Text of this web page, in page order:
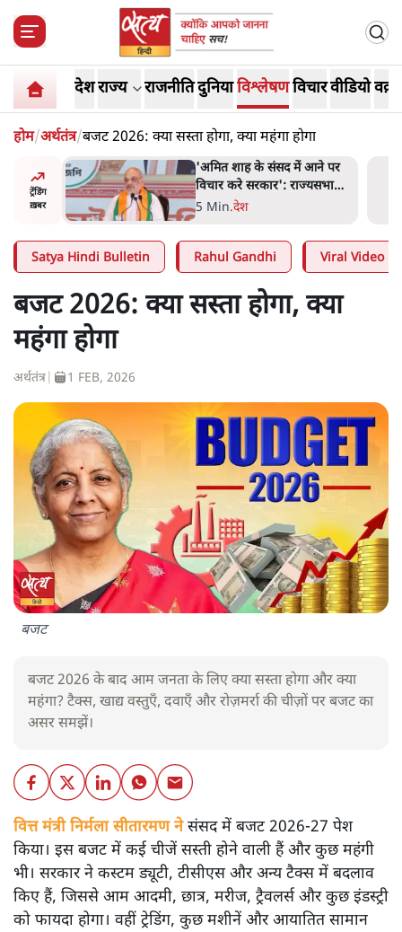
देशराज्य राजनीतिदुनियाविश्लेषणविचारवीडियो
होम/अर्थतंत्र/बजट 2026: क्या सस्ता होगा, क्या महंगा होगा
ट्रेंडिंग
ख़बर
का
हैं'
'अमित शाह के संसद में आने पर
विचार करे सरकार': राज्यसभा
सभापति ने केंद्र से कहा
5 Min.देश
Satya Hindi Bulletin Rahul Gandhi Viral Video
बजट 2026: क्या सस्ता होगा, क्या
महंगा होगा
अर्थतंत्र 1 FEB, 2026
बजट
बजट 2026 के बाद आम जनता के लिए क्या सस्ता होगा और क्या
महंगा? टैक्स, खाद्य वस्तुएँ, दवाएँ और रोज़मर्रा की चीज़ों पर बजट का
असर समझें।
वित्त मंत्री निर्मला सीतारमण नेसंसद में बजट 2026-27 पेश
किया। इस बजट में कई चीजें सस्ती होने वाली हैं और कुछ महंगी
भी। सरकार ने कस्टम ड्यूटी, टीसीएस और अन्य टैक्स में बदलाव
किए हैं, जिससे आम आदमी, छात्र, मरीज, ट्रैवलर्स और कुछ इंडस्ट्री
को फायदा होगा। वहीं ट्रेडिंग, कुछ मशीनें और आयातित सामान